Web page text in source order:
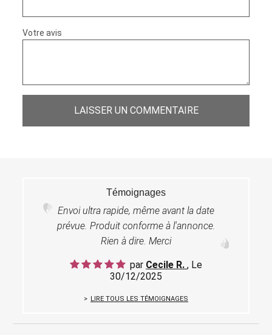
Votre avis
LAISSER UN COMMENTAIRE
Témoignages
Envoi ultra rapide, même avant la date
prévue. Produit conforme à l'annonce.
Rien à dire. Merci
par Cecile R. , Le
30/12/2025
LIRE TOUS LES TÉMOIGNAGES